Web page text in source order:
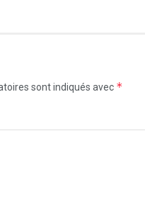
sont indiqués avec *